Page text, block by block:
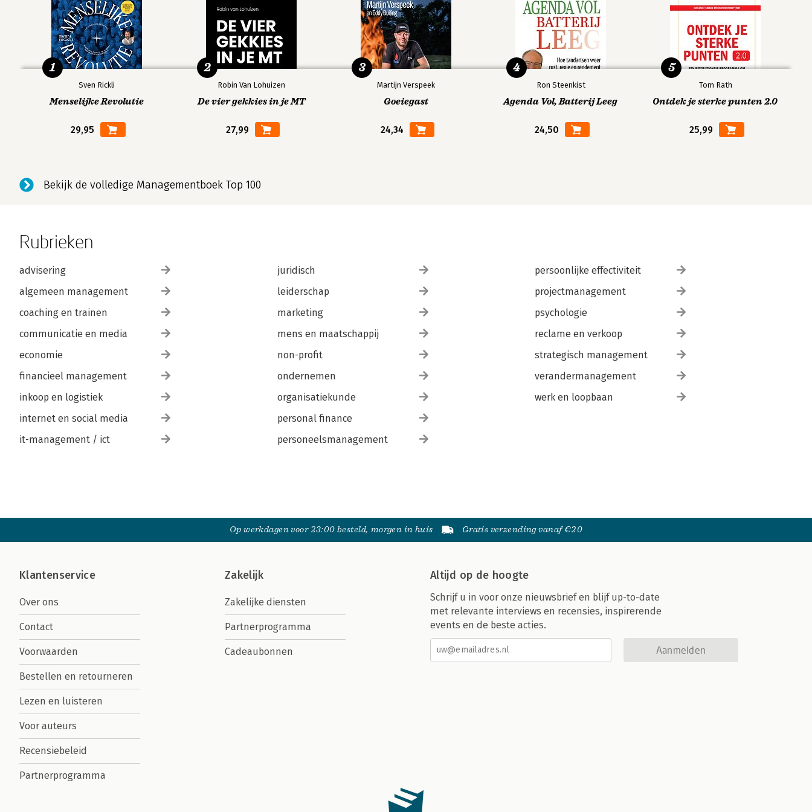
Sven Rickli
Menselijke Revolutie
29,95
1
Robin Van Lohuizen
De vier gekkies in je MT
27,99
2
Martijn Verspeek
Goeiegast
24,34
3
Ron Steenkist
Agenda Vol, Batterij Leeg
24,50
4
Tom Rath
Ontdek je sterke punten 2.0
25,99
5
Bekijk de volledige Managementboek Top 100
Rubrieken
advisering
algemeen management
coaching en trainen
communicatie en media
economie
financieel management
inkoop en logistiek
internet en social media
it-management / ict
juridisch
leiderschap
marketing
mens en maatschappij
non-profit
ondernemen
organisatiekunde
personal finance
personeelsmanagement
persoonlijke effectiviteit
projectmanagement
psychologie
reclame en verkoop
strategisch management
verandermanagement
werk en loopbaan
Op werkdagen voor 23:00 besteld, morgen in huis Gratis verzending vanaf €20
Klantenservice
Over ons
Contact
Voorwaarden
Bestellen en retourneren
Lezen en luisteren
Voor auteurs
Recensiebeleid
Partnerprogramma
Zakelijk
Zakelijke diensten
Partnerprogramma
Cadeaubonnen
Altijd op de hoogte
Schrijf u in voor onze nieuwsbrief en blijf up-to-date
met relevante interviews en recensies, inspirerende
events en de beste acties.
Aanmelden